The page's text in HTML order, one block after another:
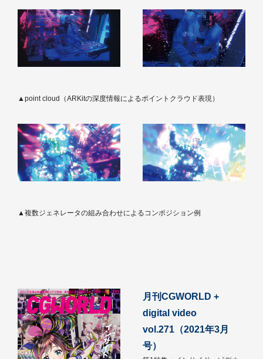
▲point cloud（ARKitの深度情報によるポイントクラウド表現）
▲複数ジェネレータの組み合わせによるコンポジション例
月刊CGWORLD +
digital video
vol.271（2021年3月
号）